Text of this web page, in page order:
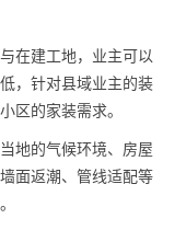
在建工地，业主可以
，针对县域业主的装
区的家装需求。
地的气候环境、房屋
面返潮、管线适配等